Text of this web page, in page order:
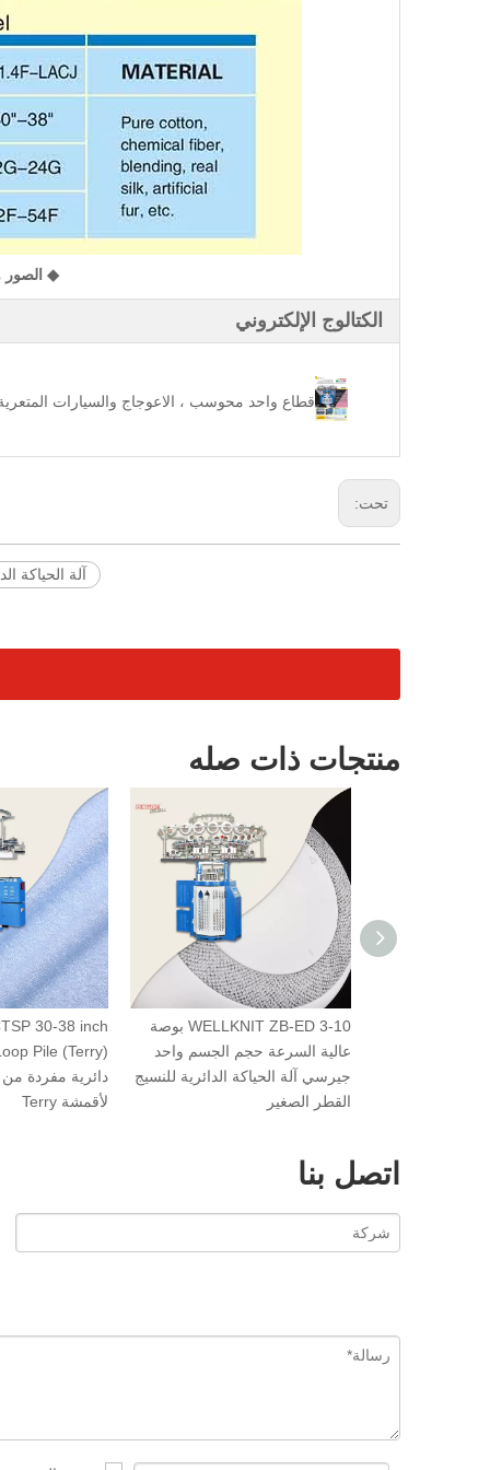
◆
الكتالوج الإلكتروني
تحت:
آلة الحياكة
منتجات ذات صله
WELLKNIT ZB-ED 3-10 بوصة
عالية السرعة حجم الجسم واحد
جيرسي آلة الحياكة الدائرية للنسيج
WELLKNIT EDFJ 30-38 بوصة
PF سلسلة واحدة ثلاثة خيوط
آلة الحياكة الدائرية الصوف
اتصل بنا